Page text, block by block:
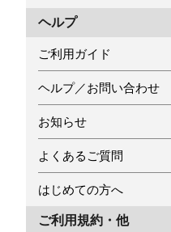
ヘルプ
ご利用ガイド
ヘルプ／お問い合わせ
お知らせ
よくあるご質問
はじめての方へ
ご利用規約・他